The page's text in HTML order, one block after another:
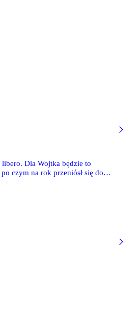
Dla Wojtka będzie to
czym na rok przeniósł się do